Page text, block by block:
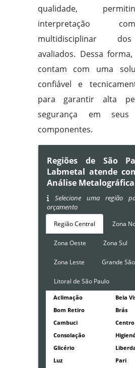
qualidade,
interpretação
multidisciplinar
avaliados. Dessa
contam com uma
confiável e
para garantir alta
segurança em
componentes.
Regiões de São
Labmetal atende
Análise Metalográfica
Selecione uma região
orçamento
Região Central Zona
Zona Oeste Zona Sul
Zona Leste Grande
Litoral de São Paulo
Aclimação
Bela
Bom Retiro
Brás
Cambuci
Centro
Consolação
Glicério
Luz
Pari